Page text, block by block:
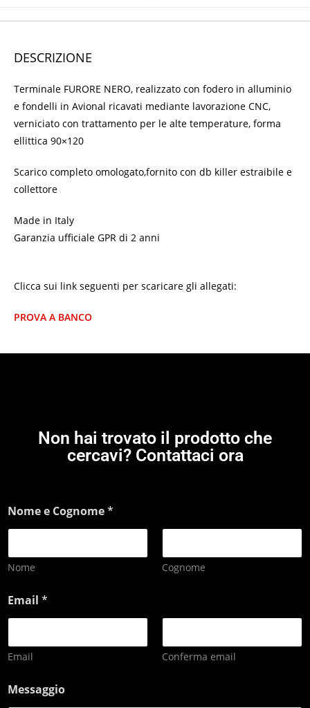
DESCRIZIONE
Terminale FURORE NERO, realizzato con fodero in alluminio
e fondelli in Avional ricavati mediante lavorazione CNC,
verniciato con trattamento per le alte temperature, forma
ellittica 90×120
Scarico completo omologato,fornito con db killer estraibile e
collettore
Made in Italy
Garanzia ufficiale GPR di 2 anni
Clicca sui link seguenti per scaricare gli allegati:
PROVA A BANCO
Non hai trovato il prodotto che
cercavi? Contattaci ora
Nome e Cognome*
Nome Cognome
Email *
Email Conferma email
Messaggio